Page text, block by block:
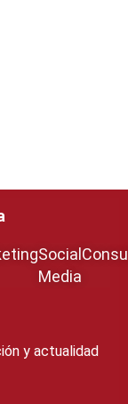
Social
Media
y actualidad